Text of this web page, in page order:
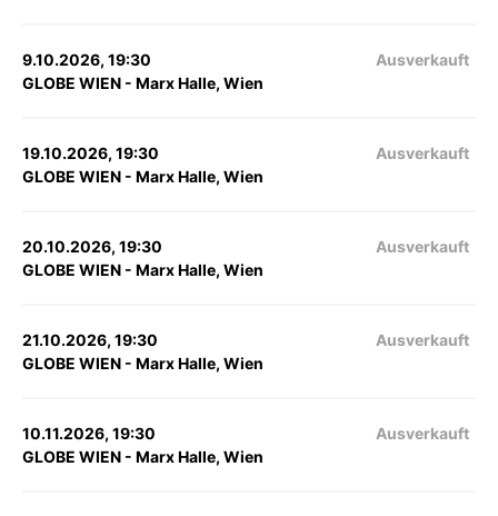
9.10.2026, 19:30
GLOBE WIEN - Marx Halle, Wien
Ausverkauft
19.10.2026, 19:30
GLOBE WIEN - Marx Halle, Wien
Ausverkauft
20.10.2026, 19:30
GLOBE WIEN - Marx Halle, Wien
Ausverkauft
21.10.2026, 19:30
GLOBE WIEN - Marx Halle, Wien
Ausverkauft
10.11.2026, 19:30
GLOBE WIEN - Marx Halle, Wien
Ausverkauft